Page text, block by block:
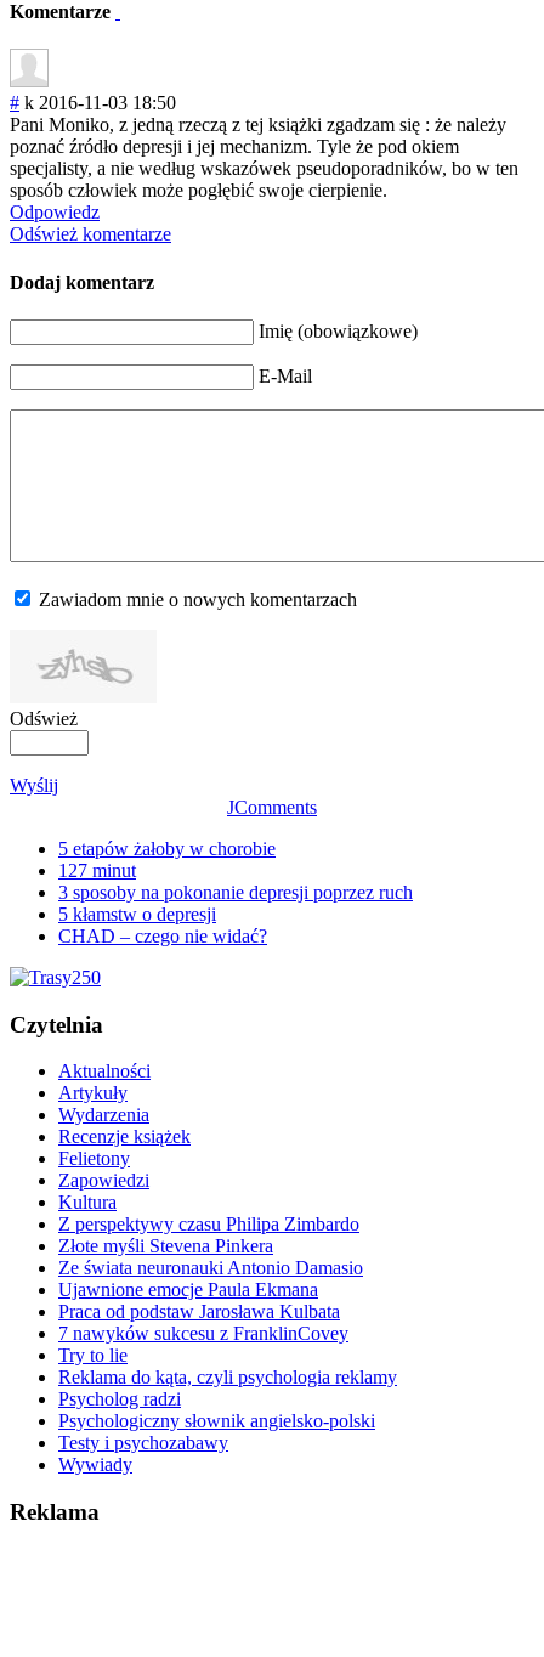
Komentarze
# k 2016-11-03 18:50
Pani Moniko, z jedną rzeczą z tej książki zgadzam się : że należy
poznać źródło depresji i jej mechanizm. Tyle że pod okiem
specjalisty, a nie według wskazówek pseudoporadników, bo w ten
sposób człowiek może pogłębić swoje cierpienie.
Odpowiedz
Odśwież komentarze
Dodaj komentarz
Imię (obowiązkowe)
E-Mail
Zawiadom mnie o nowych komentarzach
Odśwież
Wyślij
JComments
5 etapów żałoby w chorobie
127 minut
3 sposoby na pokonanie depresji poprzez ruch
5 kłamstw o depresji
CHAD – czego nie widać?
Czytelnia
Aktualności
Artykuły
Wydarzenia
Recenzje książek
Felietony
Zapowiedzi
Kultura
Z perspektywy czasu Philipa Zimbardo
Złote myśli Stevena Pinkera
Ze świata neuronauki Antonio Damasio
Ujawnione emocje Paula Ekmana
Praca od podstaw Jarosława Kulbata
7 nawyków sukcesu z FranklinCovey
Try to lie
Reklama do kąta, czyli psychologia reklamy
Psycholog radzi
Psychologiczny słownik angielsko-polski
Testy i psychozabawy
Wywiady
Reklama